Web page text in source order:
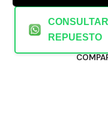
REPUESTO